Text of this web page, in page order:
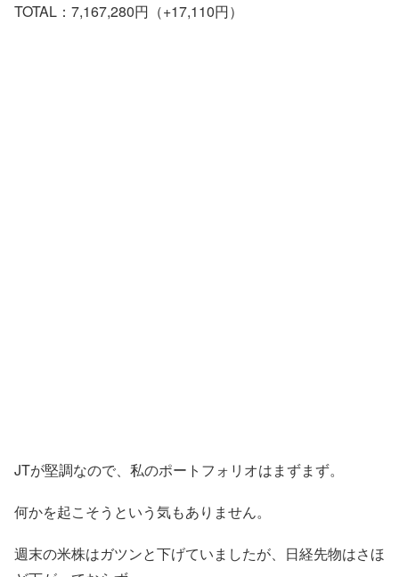
TOTAL：7,167,280円（+17,110円）
JTが堅調なので、私のポートフォリオはまずまず。
何かを起こそうという気もありません。
週末の米株はガツンと下げていましたが、日経先物はさほ